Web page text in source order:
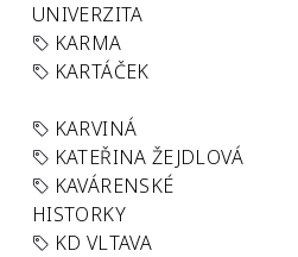
UNIVERZITA
KARMA
KARTÁČEK
KARVINÁ
KATEŘINA ŽEJDLOVÁ
KAVÁRENSKÉ
HISTORKY
KD VLTAVA